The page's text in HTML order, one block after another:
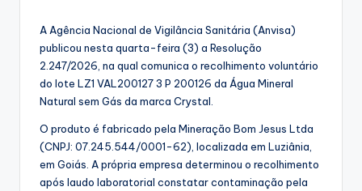
A Agência Nacional de Vigilância Sanitária (Anvisa)
publicou nesta quarta-feira (3) a Resolução
2.247/2026, na qual comunica o recolhimento voluntário
do lote LZ1 VAL200127 3 P 200126 da Água Mineral
Natural sem Gás da marca Crystal.
O produto é fabricado pela Mineração Bom Jesus Ltda
(CNPJ: 07.245.544/0001-62), localizada em Luziânia,
em Goiás. A própria empresa determinou o recolhimento
após laudo laboratorial constatar contaminação pela